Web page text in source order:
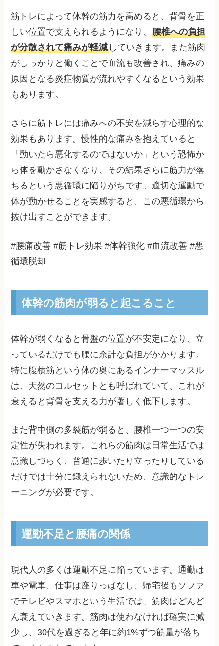
筋トレによって体幹の筋力を高めると、背骨を正
しい位置で支えられるようになり、腰椎への負担
が分散されて痛みが軽減 していきます。また筋肉
がしっかりと働くことで血流も改善され、痛みの
原因となる炎症物質が流れやすくなるという効果
もあります。
さらに筋トレには痛みへの不安を減らす心理的な
効果もあります。慢性的な痛みを抱えていると
「動いたら悪化するのではないか」という恐怖か
ら体を動かさなくなり、その結果さらに筋力が落
ちるという悪循環に陥りがちです。適切な運動で
体が動かせることを実感すると、この悪循環から
抜け出すことができます。
#腰痛改善 #筋トレ効果 #体幹強化 #血流改善 #悪
循環脱却
体幹の筋肉が弱ると起こること
体幹が弱くなると骨盤の位置が不安定になり、立
っているだけでも腰に余計な負担がかかります。
特に腹横筋という体の奥にあるインナーマッスル
は、天然のコルセットとも呼ばれていて、これが
衰えると背骨を支える力が著しく低下します。
また背中側の多裂筋が弱ると、腰椎一つ一つの安
定性が失われます。これらの筋肉は日常生活では
意識しづらく、普通に歩いたり立ったりしている
だけでは十分に鍛えられないため、意識的なトレ
ーニングが必要です。
運動不足と腰痛の関係
現代人の多くは運動不足に陥っています。通勤は
車や電車、仕事は座りっぱなし、帰宅後もソファ
でテレビやスマホという生活では、筋肉はどんど
ん衰えていきます。筋肉は使わなければ確実に減
少し、30代を過ぎると年に約1%ずつ筋量が落ち